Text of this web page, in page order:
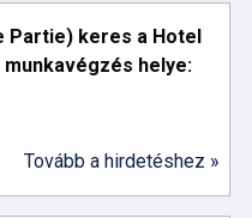
Partie) keres a Hotel
helye:
Tovább a hirdetéshez »